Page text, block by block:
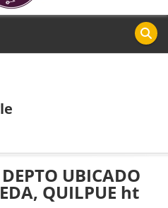
UBICADO
QUILPUE ht